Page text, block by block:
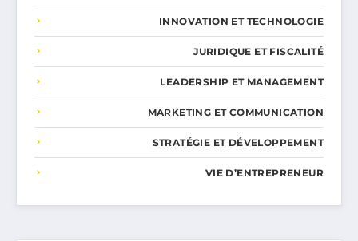
INNOVATION ET TECHNOLOGIE
JURIDIQUE ET FISCALITÉ
LEADERSHIP ET MANAGEMENT
MARKETING ET COMMUNICATION
STRATÉGIE ET DÉVELOPPEMENT
VIE D’ENTREPRENEUR